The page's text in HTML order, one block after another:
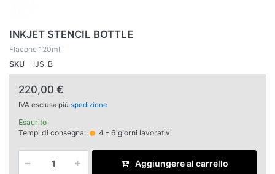
INKJET STENCIL BOTTLE
Flacone 120ml
SKU
IJS-B
220,00 €
IVA esclusa più spedizione
Esaurito
Tempi di consegna:
4 - 6 giorni lavorativi
Aggiungere al carrello